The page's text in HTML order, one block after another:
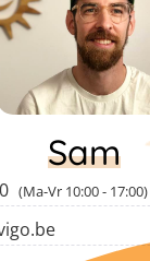
Sam
(Ma-Vr 10:00 - 17:00)